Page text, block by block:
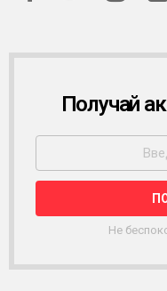
С
Ы
Л
К
Получай
Не